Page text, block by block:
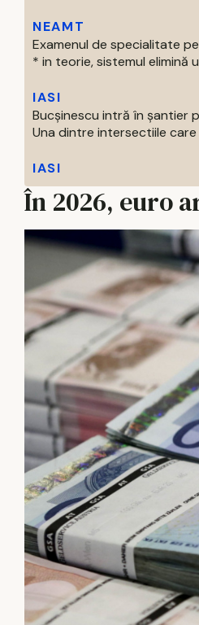
NEAMT
Examenul de specialitate
* in teorie, sistemul elimină
IASI
Bucșinescu intră în șantier
Una dintre intersectiile
IASI
În 2026, euro